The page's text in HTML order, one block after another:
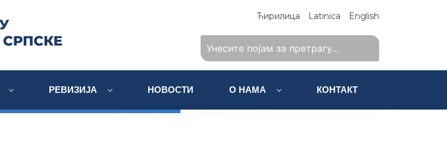
Ћирилица Latinica English
РЕВИЗИЈА НОВОСТИ О НАМА КОНТАКТ